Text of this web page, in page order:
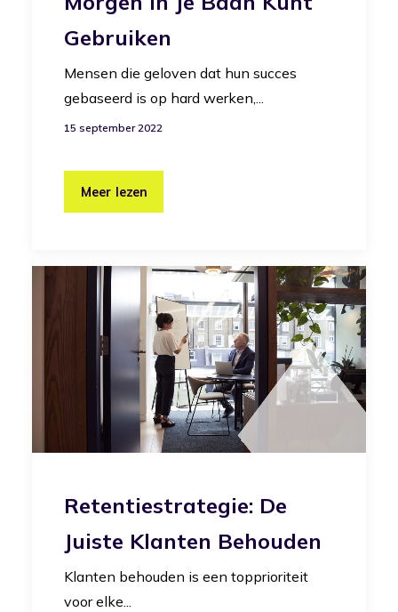
Gebruiken
Mensen die geloven dat hun succes
gebaseerd is op hard werken,...
15 september 2022
Meer lezen
Retentiestrategie: De
Juiste Klanten Behouden
Klanten behouden is een topprioriteit
voor elke...